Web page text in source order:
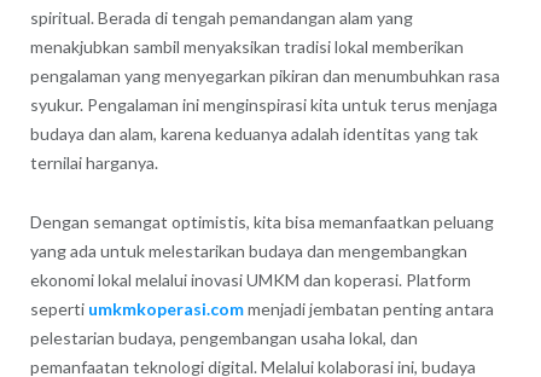
spiritual. Berada di tengah pemandangan alam yang
menakjubkan sambil menyaksikan tradisi lokal memberikan
pengalaman yang menyegarkan pikiran dan menumbuhkan rasa
syukur. Pengalaman ini menginspirasi kita untuk terus menjaga
budaya dan alam, karena keduanya adalah identitas yang tak
ternilai harganya.
Dengan semangat optimistis, kita bisa memanfaatkan peluang
yang ada untuk melestarikan budaya dan mengembangkan
ekonomi lokal melalui inovasi UMKM dan koperasi. Platform
seperti umkmkoperasi.commenjadi jembatan penting antara
pelestarian budaya, pengembangan usaha lokal, dan
pemanfaatan teknologi digital. Melalui kolaborasi ini, budaya